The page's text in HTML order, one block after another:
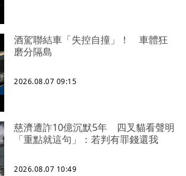
酒駕聯結車「失控自撞」！ 車體狂
磨分隔島
2026.08.07 09:15
慈濟遭詐10億沉默5年 四叉貓看聲明
「重點就這句」：若判有罪錢還我
2026.08.07 10:49